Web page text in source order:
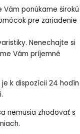
Vám ponúkame širokú
pre zariadenie
Nenechajte si
Vám príjemné
k dispozícii 24 hodín
nemusia zhodovať s